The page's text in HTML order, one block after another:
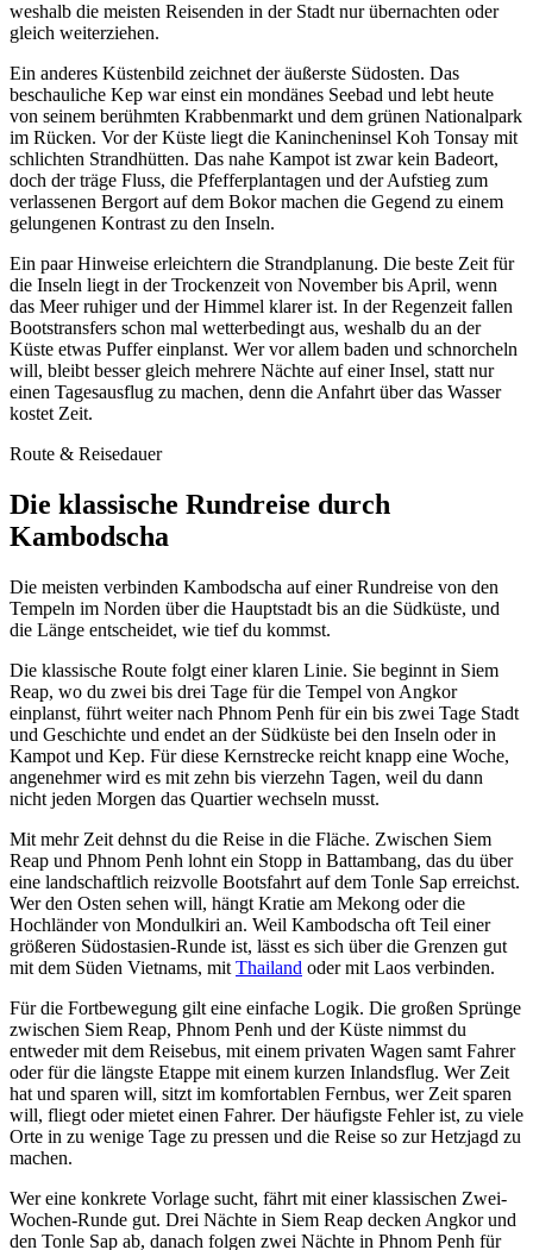
weshalb die meisten Reisenden in der Stadt nur übernachten oder
gleich weiterziehen.
Ein anderes Küstenbild zeichnet der äußerste Südosten. Das
beschauliche Kep war einst ein mondänes Seebad und lebt heute
von seinem berühmten Krabbenmarkt und dem grünen Nationalpark
im Rücken. Vor der Küste liegt die Kanincheninsel Koh Tonsay mit
schlichten Strandhütten. Das nahe Kampot ist zwar kein Badeort,
doch der träge Fluss, die Pfefferplantagen und der Aufstieg zum
verlassenen Bergort auf dem Bokor machen die Gegend zu einem
gelungenen Kontrast zu den Inseln.
Ein paar Hinweise erleichtern die Strandplanung. Die beste Zeit für
die Inseln liegt in der Trockenzeit von November bis April, wenn
das Meer ruhiger und der Himmel klarer ist. In der Regenzeit fallen
Bootstransfers schon mal wetterbedingt aus, weshalb du an der
Küste etwas Puffer einplanst. Wer vor allem baden und schnorcheln
will, bleibt besser gleich mehrere Nächte auf einer Insel, statt nur
einen Tagesausflug zu machen, denn die Anfahrt über das Wasser
kostet Zeit.
Route & Reisedauer
Die klassische Rundreise durch
Kambodscha
Die meisten verbinden Kambodscha auf einer Rundreise von den
Tempeln im Norden über die Hauptstadt bis an die Südküste, und
die Länge entscheidet, wie tief du kommst.
Die klassische Route folgt einer klaren Linie. Sie beginnt in Siem
Reap, wo du zwei bis drei Tage für die Tempel von Angkor
einplanst, führt weiter nach Phnom Penh für ein bis zwei Tage Stadt
und Geschichte und endet an der Südküste bei den Inseln oder in
Kampot und Kep. Für diese Kernstrecke reicht knapp eine Woche,
angenehmer wird es mit zehn bis vierzehn Tagen, weil du dann
nicht jeden Morgen das Quartier wechseln musst.
Mit mehr Zeit dehnst du die Reise in die Fläche. Zwischen Siem
Reap und Phnom Penh lohnt ein Stopp in Battambang, das du über
eine landschaftlich reizvolle Bootsfahrt auf dem Tonle Sap erreichst.
Wer den Osten sehen will, hängt Kratie am Mekong oder die
Hochländer von Mondulkiri an. Weil Kambodscha oft Teil einer
größeren Südostasien-Runde ist, lässt es sich über die Grenzen gut
mit dem Süden Vietnams, mit Thailand oder mit Laos verbinden.
Für die Fortbewegung gilt eine einfache Logik. Die großen Sprünge
zwischen Siem Reap, Phnom Penh und der Küste nimmst du
entweder mit dem Reisebus, mit einem privaten Wagen samt Fahrer
oder für die längste Etappe mit einem kurzen Inlandsflug. Wer Zeit
hat und sparen will, sitzt im komfortablen Fernbus, wer Zeit sparen
will, fliegt oder mietet einen Fahrer. Der häufigste Fehler ist, zu viele
Orte in zu wenige Tage zu pressen und die Reise so zur Hetzjagd zu
machen.
Wer eine konkrete Vorlage sucht, fährt mit einer klassischen Zwei-
Wochen-Runde gut. Drei Nächte in Siem Reap decken Angkor und
den Tonle Sap ab, danach folgen zwei Nächte in Phnom Penh für